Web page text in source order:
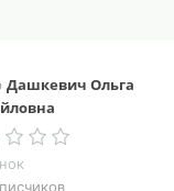
Дашкевич Ольга